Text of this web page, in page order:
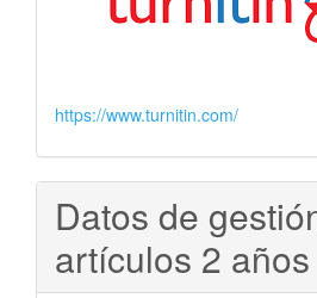
https://www.turnitin.com/
Datos de
artículos 2 años